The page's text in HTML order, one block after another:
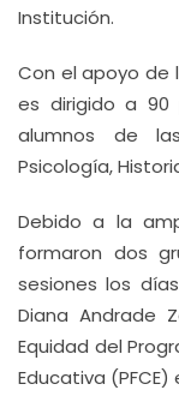
Institución.
Con el apoyo de
es dirigido a 90
alumnos de
Psicología,
Debido a la
formaron dos
sesiones los
Diana Andrade
Equidad del
Educativa